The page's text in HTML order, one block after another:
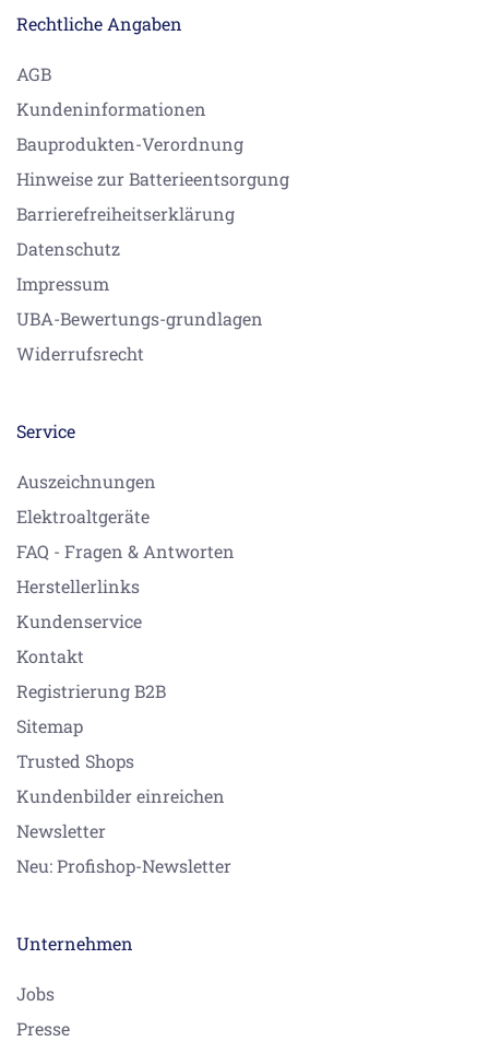
Rechtliche Angaben
AGB
Kundeninformationen
Bauprodukten-Verordnung
Hinweise zur Batterieentsorgung
Barrierefreiheitserklärung
Datenschutz
Impressum
UBA-Bewertungs-grundlagen
Widerrufsrecht
Service
Auszeichnungen
Elektroaltgeräte
FAQ - Fragen & Antworten
Herstellerlinks
Kundenservice
Kontakt
Registrierung B2B
Sitemap
Trusted Shops
Kundenbilder einreichen
Newsletter
Neu: Profishop-Newsletter
Unternehmen
Jobs
Presse